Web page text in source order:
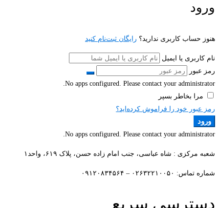
ورود
هنوز حساب کاربری ندارید؟ رایگان ثبت‌نام کنید
نام کاربری یا ایمیل
رمز عبور
No apps configured. Please contact your administrator.
مرا بخاطر بسپر
رمز عبور خود را فراموش کرده‌اید؟
ورود
No apps configured. Please contact your administrator.
شعبه مرکزی : شاه عباسی، جنب امام زاده حسن، پلاک ۶۱۹، واحد۱​
شماره تماس: ۰۲۶۳۲۲۱۰۰۵۰ – ۰۹۱۲۰۸۳۴۵۶۴
دسترسی سریع